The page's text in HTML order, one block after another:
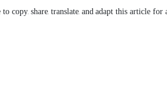
copy, share, translate, and adapt this article for